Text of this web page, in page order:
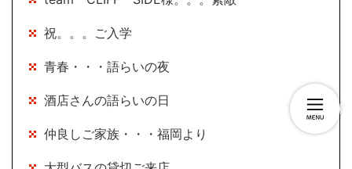
祝。。。ご入学
青春・・・語らいの夜
酒店さんの語らいの日
仲良しご家族・・・福岡より